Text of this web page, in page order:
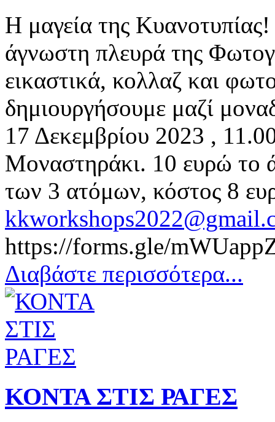
Η μαγεία της
άγνωστη πλευρά της
εικαστικά, κολλαζ και
δημιουργήσουμε μαζί
17 Δεκεμβρίου 2023 ,
Μοναστηράκι. 10 ευρώ το
των 3 ατόμων, κόστος 8
https://forms.gle/
Διαβάστε περισσότερα...
ΚΟΝΤΑ ΣΤΙΣ ΡΑΓΕΣ